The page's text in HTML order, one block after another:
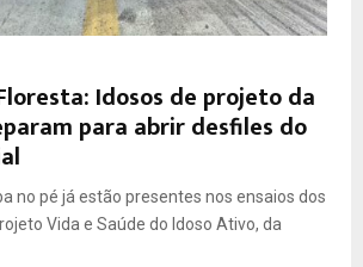
Idosos de projeto da
para abrir desfiles do
no pé já estão presentes nos ensaios dos
Vida e Saúde do Idoso Ativo, da